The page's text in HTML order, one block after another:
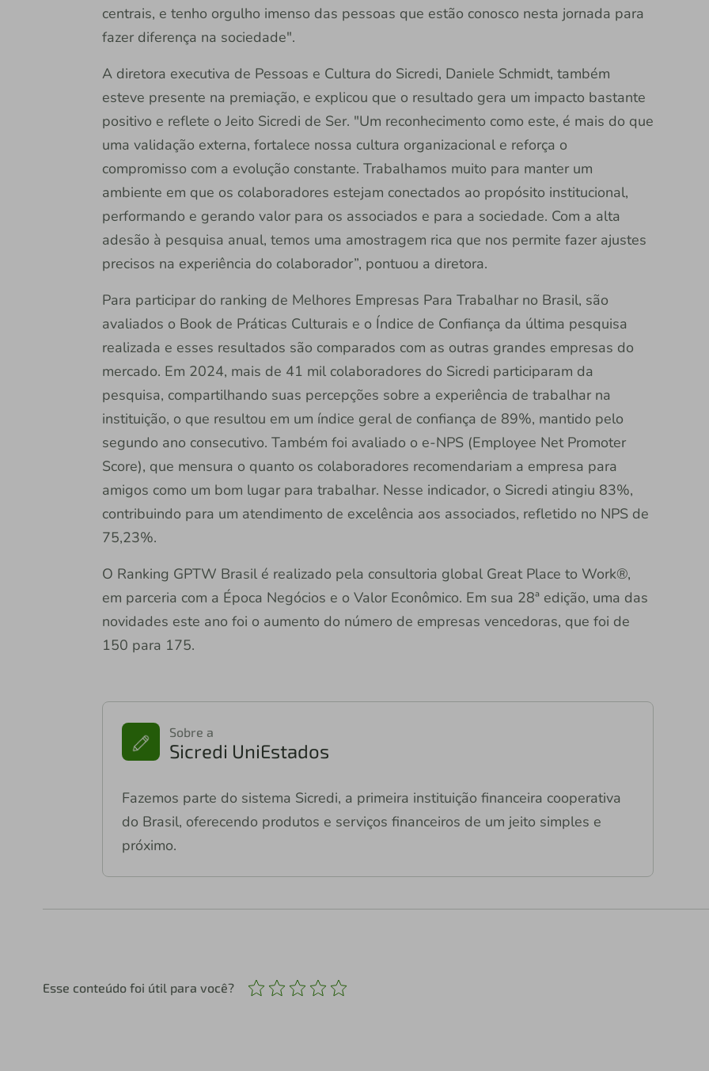
centrais, e tenho orgulho imenso das pessoas que estão conosco nesta jornada para
fazer diferença na sociedade".
A diretora executiva de Pessoas e Cultura do Sicredi, Daniele Schmidt, também
esteve presente na premiação, e explicou que o resultado gera um impacto bastante
positivo e reflete o Jeito Sicredi de Ser. "Um reconhecimento como este, é mais do que
uma validação externa, fortalece nossa cultura organizacional e reforça o
compromisso com a evolução constante. Trabalhamos muito para manter um
ambiente em que os colaboradores estejam conectados ao propósito institucional,
performando e gerando valor para os associados e para a sociedade. Com a alta
adesão à pesquisa anual, temos uma amostragem rica que nos permite fazer ajustes
precisos na experiência do colaborador”, pontuou a diretora.
Para participar do ranking de Melhores Empresas Para Trabalhar no Brasil, são
avaliados o Book de Práticas Culturais e o Índice de Confiança da última pesquisa
realizada e esses resultados são comparados com as outras grandes empresas do
mercado. Em 2024, mais de 41 mil colaboradores do Sicredi participaram da
pesquisa, compartilhando suas percepções sobre a experiência de trabalhar na
instituição, o que resultou em um índice geral de confiança de 89%, mantido pelo
segundo ano consecutivo. Também foi avaliado o e-NPS (Employee Net Promoter
Score), que mensura o quanto os colaboradores recomendariam a empresa para
amigos como um bom lugar para trabalhar. Nesse indicador, o Sicredi atingiu 83%,
contribuindo para um atendimento de excelência aos associados, refletido no NPS de
75,23%.
O Ranking GPTW Brasil é realizado pela consultoria global Great Place to Work®,
em parceria com a Época Negócios e o Valor Econômico. Em sua 28ª edição, uma das
novidades este ano foi o aumento do número de empresas vencedoras, que foi de
150 para 175.
Sobre a
Sicredi UniEstados
Fazemos parte do sistema Sicredi, a primeira instituição financeira cooperativa
do Brasil, oferecendo produtos e serviços financeiros de um jeito simples e
próximo.
Esse conteúdo foi útil para você?